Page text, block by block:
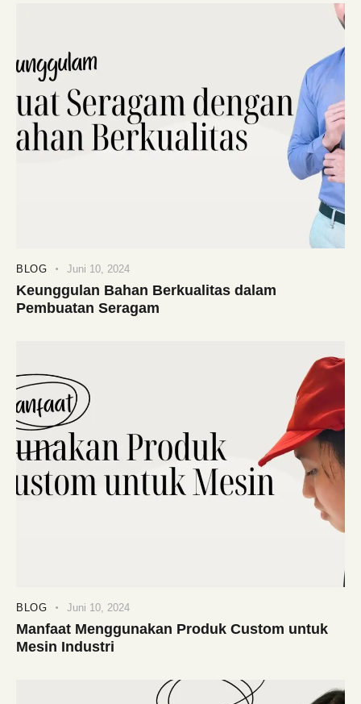
BLOG Juni 10, 2024
Keunggulan Bahan Berkualitas dalam
Pembuatan Seragam
BLOG Juni 10, 2024
Manfaat Menggunakan Produk Custom untuk
Mesin Industri